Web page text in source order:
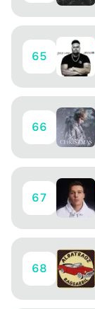
65
66
67
68